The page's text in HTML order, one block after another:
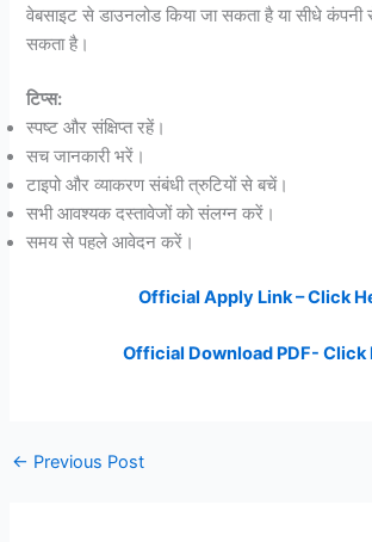
वेबसाइट से डाउनलोड किया जा सकता है या सीधे कंपनी
सकता है।
टिप्स:
स्पष्ट और संक्षिप्त रहें।
सच जानकारी भरें।
टाइपो और व्याकरण संबंधी त्रुटियों से बचें।
सभी आवश्यक दस्तावेजों को संलग्न करें।
समय से पहले आवेदन करें।
Official Apply Link – Click
Official Download PDF- Click
← Previous Post